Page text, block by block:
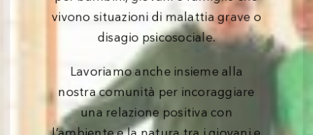
vivono situazioni di malattia grave o
disagio psicosociale.
Lavoriamo anche insieme alla
nostra comunità per incoraggiare
una relazione positiva con